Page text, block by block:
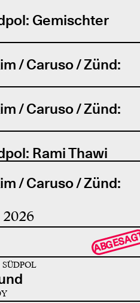
Gemischter
/ Caruso / Zünd:
/ Caruso / Zünd:
Rami Thawi
/ Caruso / Zünd: